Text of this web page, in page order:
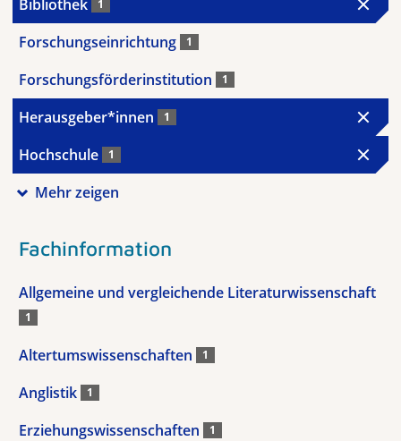
Bibliothek 1
Forschungseinrichtung 1
Forschungsförderinstitution 1
Herausgeber*innen 1
Hochschule 1
Mehr zeigen
Fachinformation
Allgemeine und vergleichende Literaturwissenschaft
1
Altertumswissenschaften 1
Anglistik 1
Erziehungswissenschaften 1